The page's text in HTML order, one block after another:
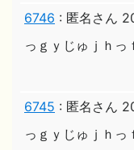
6746 : 匿名さん
っｇｙじゅｊｈっ
6745 : 匿名さん
っｇｙじゅｊｈっ